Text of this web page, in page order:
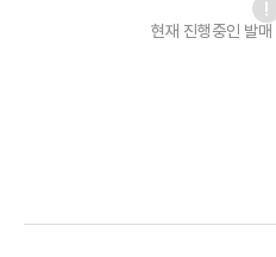
현재 진행중인 발매